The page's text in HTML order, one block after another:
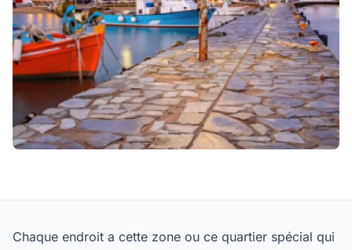
Chaque endroit a cette zone ou ce quartier spécial qui